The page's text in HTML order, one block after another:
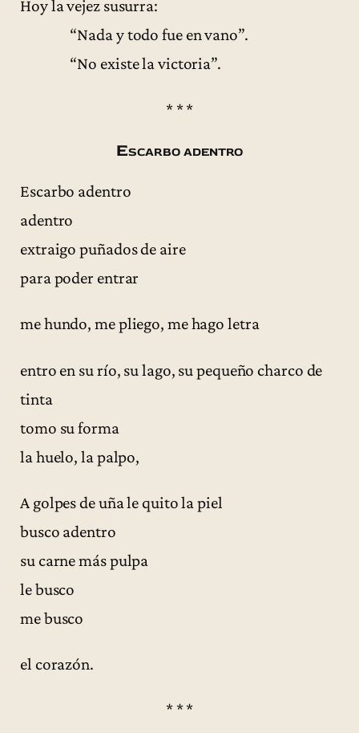
Hoy la vejez susurra:
“Nada y todo fue en vano”.
“No existe la victoria”.
* * *
Escarbo adentro
Escarbo adentro
adentro
extraigo puñados de aire
para poder entrar
me hundo, me pliego, me hago letra
entro en su río, su lago, su pequeño charco de
tinta
tomo su forma
la huelo, la palpo,
A golpes de uña le quito la piel
busco adentro
su carne más pulpa
le busco
me busco
el corazón.
* * *